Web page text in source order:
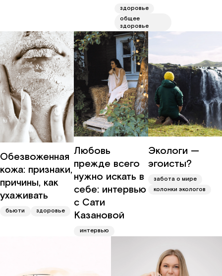
здоровье
общее
здоровье
Обезвоженная
кожа: признаки,
причины, как
ухаживать
бьюти здоровье
Любовь
прежде всего
нужно искать в
себе: интервью
с Сати
Казановой
интервью
Экологи —
эгоисты?
забота о мире
колонки экологов